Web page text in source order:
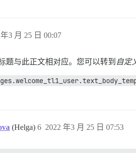
3 月 25 日 00:07
题与此正文相对应。您可以转到 自定
(Helga) 2022 年3 月 25 日 07:53
6